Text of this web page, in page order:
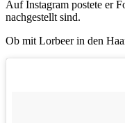
Auf Instagram postete er
nachgestellt sind.
Ob mit Lorbeer in den